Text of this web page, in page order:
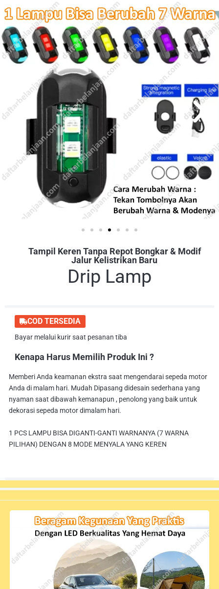
Tampil Keren Tanpa Repot Bongkar & Modif
Jalur Kelistrikan Baru
Drip Lamp
COD TERSEDIA
Bayar melalui kurir saat pesanan tiba
Kenapa Harus Memilih Produk Ini ?
Memberi Anda keamanan ekstra saat mengendarai sepeda motor
Anda di malam hari. Mudah Dipasang didesain sederhana yang
nyaman saat dibawah kemanapun , penolong yang baik untuk
dekorasi sepeda motor dimalam hari.
1 PCS LAMPU BISA DIGANTI-GANTI WARNANYA (7 WARNA
PILIHAN) DENGAN 8 MODE MENYALA YANG KEREN